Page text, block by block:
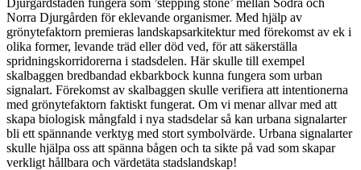
Norra Djurgården för eklevande organismer. Med hjälp av
grönytefaktorn premieras landskapsarkitektur med förekomst av ek i
olika former, levande träd eller död ved, för att säkerställa
spridningskorridorerna i stadsdelen. Här skulle till exempel
skalbaggen bredbandad ekbarkbock kunna fungera som urban
signalart. Förekomst av skalbaggen skulle verifiera att intentionerna
med grönytefaktorn faktiskt fungerat. Om vi menar allvar med att
skapa biologisk mångfald i nya stadsdelar så kan urbana signalarter
bli ett spännande verktyg med stort symbolvärde. Urbana signalarter
skulle hjälpa oss att spänna bågen och ta sikte på vad som skapar
verkligt hållbara och värdetäta stadslandskap!